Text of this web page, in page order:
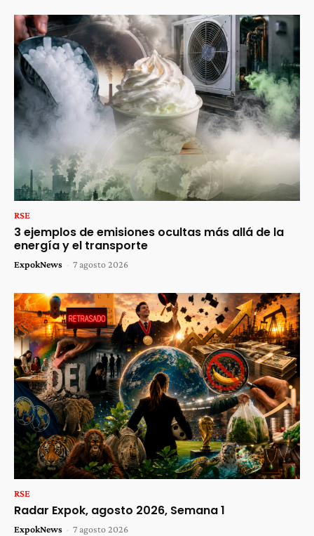
RSE
3 ejemplos de emisiones ocultas más allá de la
energía y el transporte
ExpokNews - 7 agosto 2026
RSE
Radar Expok, agosto 2026, Semana 1
ExpokNews - 7 agosto 2026